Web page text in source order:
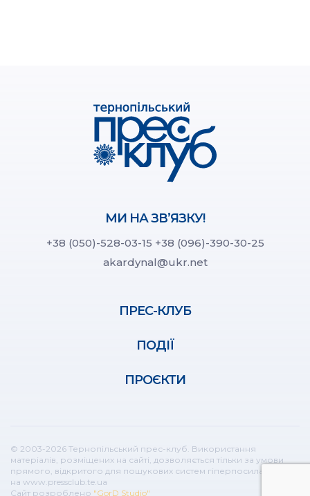
МИ НА ЗВ’ЯЗКУ!
+38 (050)-528-03-15 +38 (096)-390-30-25
akardynal@ukr.net
ПРЕС-КЛУБ
ПОДІЇ
ПРОЄКТИ
© 2003-2026 Тернопільський прес-клуб. Використання
матеріалів, розміщених на сайті, дозволяється тільки за умови
прямого, відкритого для пошукових систем гіперпосилання
на www.pressclub.te.ua
Сайт розроблено "GorD Studio"